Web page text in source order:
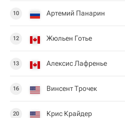
10 Артемий Панарин
12 Жюльен Готье
13 Алексис Лафренье
16 Винсент Трочек
20 Крис Крайдер